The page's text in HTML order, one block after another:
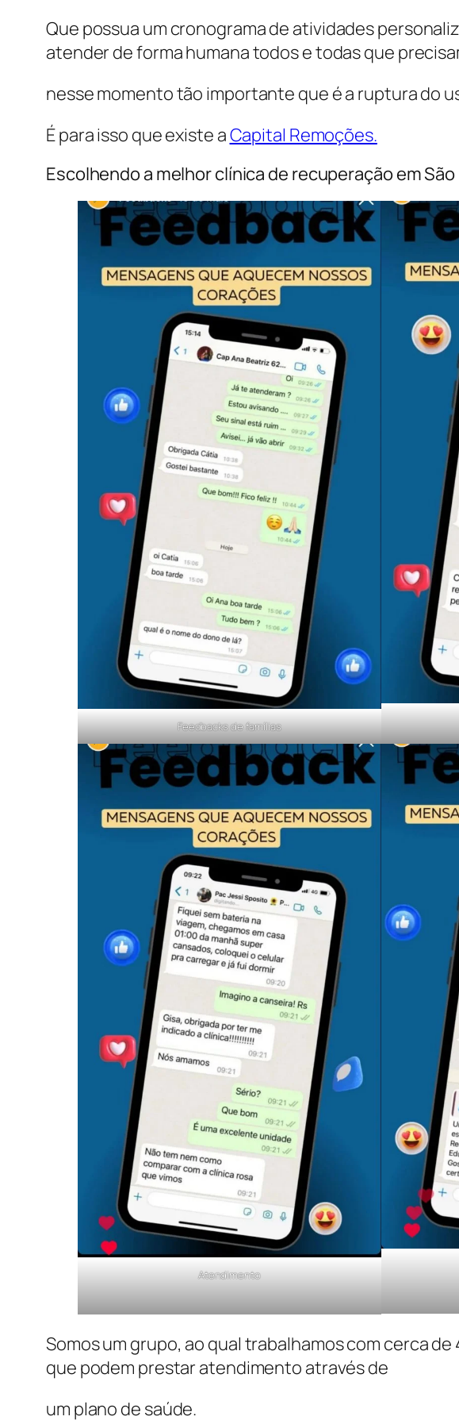
Que possua um cronograma de atividades
atender de forma humana todos e todas que
nesse momento tão importante que é a ruptura do
É para isso que existe aCapital Remoções.
Escolhendo a melhor clínica de recuperação em São
Feedbacks de famílias
Atendimento
Somos um grupo, ao qual trabalhamos com cerca
que podem prestar atendimento através de
um plano de saúde.